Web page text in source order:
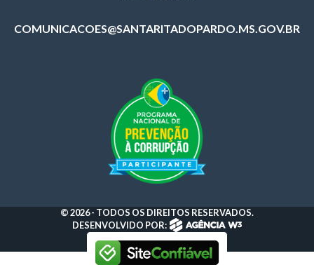
COMUNICACOES@SANTARITADOPARDO.MS.GOV.BR
© 2026 - TODOS OS DIREITOS RESERVADOS.
DESENVOLVIDO POR: